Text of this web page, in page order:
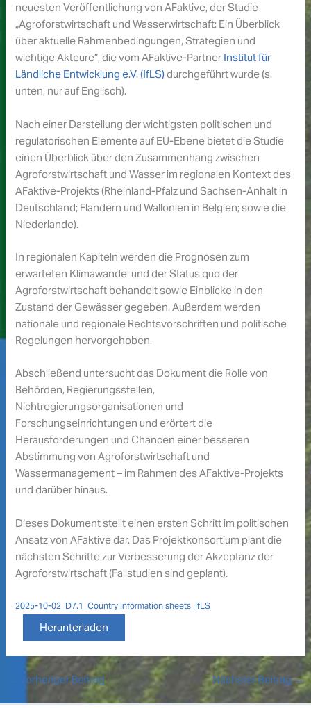
neuesten Veröffentlichung von AFaktive, der Studie
„Agroforstwirtschaft und Wasserwirtschaft: Ein Überblick
über aktuelle Rahmenbedingungen, Strategien und
wichtige Akteure”, die vom AFaktive-Partner Institut für
Ländliche Entwicklung e.V. (IfLS)durchgeführt wurde (s.
unten, nur auf Englisch).
Nach einer Darstellung der wichtigsten politischen und
regulatorischen Elemente auf EU-Ebene bietet die Studie
einen Überblick über den Zusammenhang zwischen
Agroforstwirtschaft und Wasser im regionalen Kontext des
AFaktive-Projekts (Rheinland-Pfalz und Sachsen-Anhalt in
Deutschland; Flandern und Wallonien in Belgien; sowie die
Niederlande).
In regionalen Kapiteln werden die Prognosen zum
erwarteten Klimawandel und der Status quo der
Agroforstwirtschaft behandelt sowie Einblicke in den
Zustand der Gewässer gegeben. Außerdem werden
nationale und regionale Rechtsvorschriften und politische
Regelungen hervorgehoben.
Abschließend untersucht das Dokument die Rolle von
Behörden, Regierungsstellen,
Nichtregierungsorganisationen und
Forschungseinrichtungen und erörtert die
Herausforderungen und Chancen einer besseren
Abstimmung von Agroforstwirtschaft und
Wassermanagement – im Rahmen des AFaktive-Projekts
und darüber hinaus.
Dieses Dokument stellt einen ersten Schritt im politischen
Ansatz von AFaktive dar. Das Projektkonsortium plant die
nächsten Schritte zur Verbesserung der Akzeptanz der
Agroforstwirtschaft (Fallstudien sind geplant).
2025-10-02_D7.1_Country information sheets_IfLS
Herunterladen
Vorheriger Beitrag Nächster Beitrag→